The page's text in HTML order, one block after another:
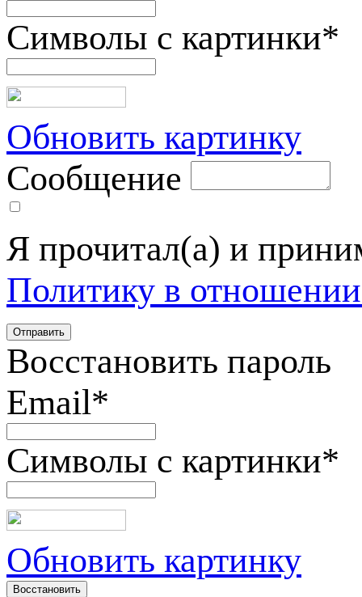
Символы с картинки*
Обновить картинку
Сообщение
Я прочитал(а) и
Политику в
Восстановить пароль
Email*
Символы с картинки*
Обновить картинку